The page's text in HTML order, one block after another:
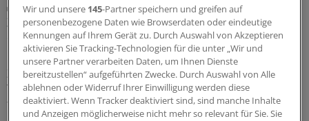
Diabetes mellitus
Zusatznutzten für Teplizumab nicht
quantifizierbar
Keinen Anhaltspunkt für einen quantifizierbaren
Zusatznutzen des neu zugelassenen Antidiabetikums
Teplizumab hat der Gemeinsame Bundesausschuss
festgestellt. Für die Bewertung war beobachtendes
Wir und unsere 145-Partner speichern und greifen auf
personenbezogene Daten wie Browserdaten oder eindeutige
Kennungen auf Ihrem Gerät zu. Durch Auswahl von Akzeptieren
aktivieren Sie Tracking-Technologien für die unter „Wir und
unsere Partner verarbeiten Daten, um Ihnen Dienste
bereitzustellen“ aufgeführten Zwecke. Durch Auswahl von Alle
ablehnen oder Widerruf Ihrer Einwilligung werden diese
deaktiviert. Wenn Tracker deaktiviert sind, sind manche Inhalte
und Anzeigen möglicherweise nicht mehr so relevant für Sie. Sie